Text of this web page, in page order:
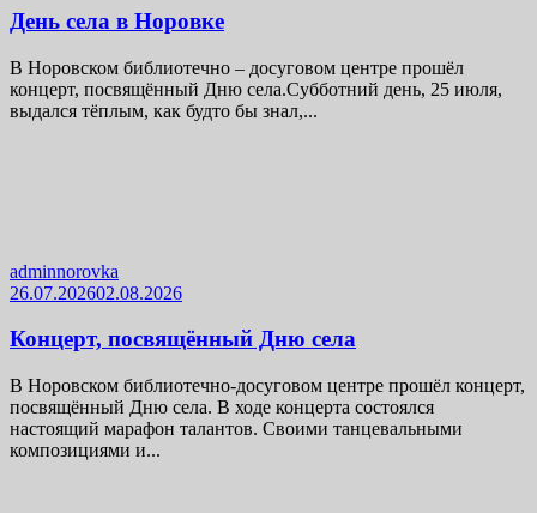
День села в Норовке
В Норовском библиотечно – досуговом центре прошёл
концерт, посвящённый Дню села.Субботний день, 25 июля,
выдался тёплым, как будто бы знал,...
adminnorovka
26.07.202602.08.2026
Концерт, посвящённый Дню села
В Норовском библиотечно-досуговом центре прошёл концерт,
посвящённый Дню села. В ходе концерта состоялся
настоящий марафон талантов. Своими танцевальными
композициями и...